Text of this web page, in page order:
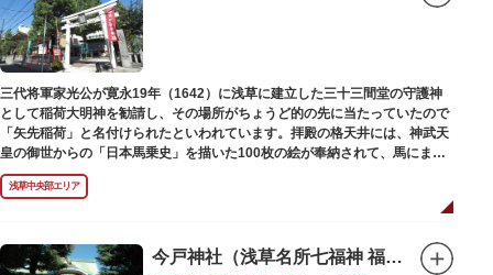
三代将軍家光公が寛永19年（1642）に浅草に建立した三十三間堂の守護神
として稲荷大明神を勧請し、その場所がちょうど的の先に当たっていたので
「矢先稲荷」と名付けられたといわれています。拝殿の格天井には、神武天
皇の御世からの「日本馬乗史」を描いた100枚の絵が奉納されて、馬にまつ
わる歴史が一目瞭然に理解できます。
浅草中央部エリア
今戸神社（浅草名所七福神 福禄寿）